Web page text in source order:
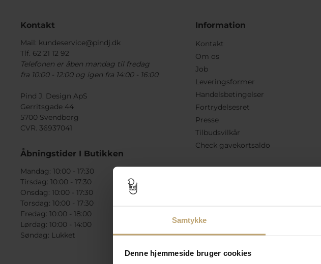
Samtykke
Denne hjemmeside bruger cookies
Kontakt
Mail: kundeservice@pindj.dk
Tlf. 62 21 12 92
Telefonen er åben mandag til fredag
fra 10:00 - 12:00 og igen fra 14:00 - 16:00
Pind J. Design ApS
Gerritsgade 44
5700 Svendborg
CVR. 36937041
Åbningstider I Butikken
Mandag: 10:00 - 17:30
Tirsdag: 10:00 - 17:30
Onsdag: 10:00 - 17:30
Torsdag: 10:00 - 17:30
Fredag: 10:00 - 18:00
Lørdag: 10:00 - 14:00
Søndag: Lukket
Information
Kontakt
Om os
Job
Leveringsformer
Handelsbetingelser
Fortrydelsesret
Presse
Tilbudsvilkår
Check gavekortsaldo